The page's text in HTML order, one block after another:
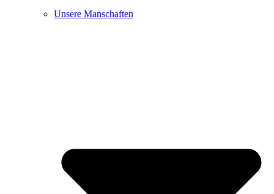
Unsere Manschaften